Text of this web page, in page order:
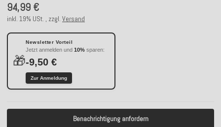
94,99 €
inkl. 19% USt. , zzgl. Versand
🎁
Newsletter Vorteil
Jetzt anmelden und 10% sparen:
-9,50 €
Zur Anmeldung
Benachrichtigung anfordern